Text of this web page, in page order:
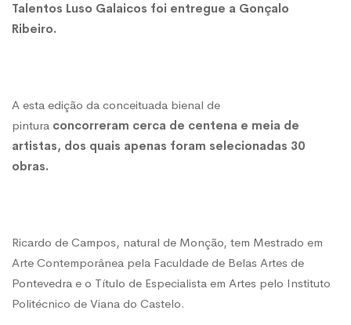
Talentos Luso Galaicos foi entregue a Gonçalo
Ribeiro.
A esta edição da conceituada bienal de
pintura concorreram cerca de centena e meia de
artistas, dos quais apenas foram selecionadas 30
obras.
Ricardo de Campos, natural de Monção, tem Mestrado em
Arte Contemporânea pela Faculdade de Belas Artes de
Pontevedra e o Título de Especialista em Artes pelo Instituto
Politécnico de Viana do Castelo.